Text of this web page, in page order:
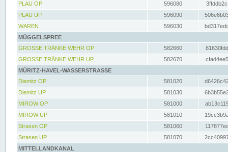
PLAU OP
596080
PLAU UP
596090
WAREN
596030
MÜGGELSPREE
GROSSE TRÄNKE WEHR OP
582660
GROSSE TRÄNKE WEHR UP
582670
MÜRITZ-HAVEL-WASSERSTRASSE
Diemitz OP
581020
Diemitz UP
581030
MIROW OP
581000
MIROW UP
581010
Strasen OP
581060
Strasen UP
581070
MITTELLANDKANAL